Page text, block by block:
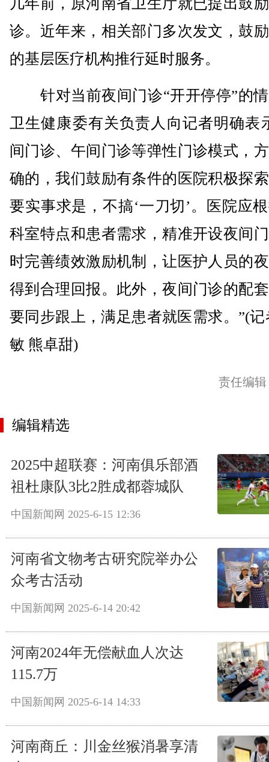
几年前，原河南省卫生厅就已提出鼓
诊。近年来，相关部门多次发文，鼓
的基层医疗机构推行延时服务。
针对当前夜间门诊“开开停停”的
卫生健康委有关负责人向记者明确表
间门诊、午间门诊等弹性门诊模式，
确的，我们鼓励有条件的医院积极探
要实事求是，不搞‘一刀切’。医院应
科室特点和患者需求，精准开设夜间
时完善绩效激励机制，让医护人员的
得到合理回报。此外，夜间门诊的配
要同步跟上，满足患者就医需求。”(记
敏 熊卓甜)
责任编
编辑精选
2025中超联赛：河南俱乐部酒
祖杜康队3比2胜成都蓉城队
中国新闻网 2025-6-15 12:36
河南省文物考古研究院举办公
众考古活动
中国新闻网 2025-6-14 20:42
河南2024年无偿献血人次达
115.7万
中国新闻网 2025-6-14 14:33
河南商丘：川金丝猴消暑享清